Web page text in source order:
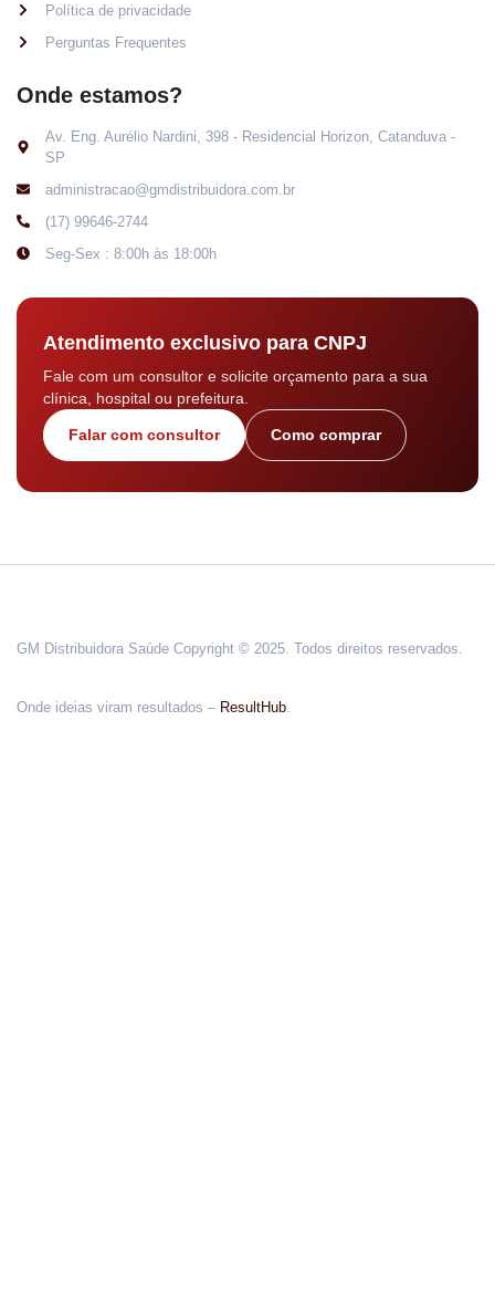
Política de privacidade
Perguntas Frequentes
Onde estamos?
Av. Eng. Aurélio Nardini, 398 - Residencial Horizon, Catanduva -
SP
administracao@gmdistribuidora.com.br
(17) 99646-2744
Seg-Sex : 8:00h às 18:00h
Atendimento exclusivo para CNPJ
Fale com um consultor e solicite orçamento para a sua
clínica, hospital ou prefeitura.
Falar com consultor Como comprar
GM Distribuidora Saúde Copyright © 2025. Todos direitos reservados.
Onde ideias viram resultados – ResultHub.